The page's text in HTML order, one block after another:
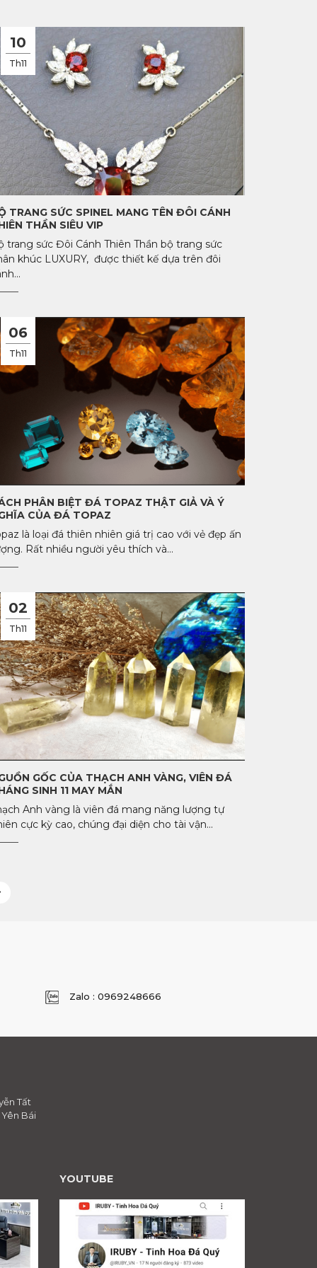
10
Th11
TRANG SỨC SPINEL MANG TÊN ĐÔI CÁNH
THẦN SIÊU VIP
trang sức Đôi Cánh Thiên Thần bộ trang sức
khúc LUXURY, được thiết kế dựa trên đôi
06
Th11
PHÂN BIỆT ĐÁ TOPAZ THẬT GIẢ VÀ Ý
CỦA ĐÁ TOPAZ
là loại đá thiên nhiên giá trị cao với vẻ đẹp ấn
Rất nhiều người yêu thích và...
02
Th11
GỐC CỦA THẠCH ANH VÀNG, VIÊN ĐÁ
SINH 11 MAY MẮN
Anh vàng là viên đá mang năng lượng tự
cực kỳ cao, chúng đại diện cho tài vận...
Zalo : 0969248666
Tất
Bái
YOUTUBE